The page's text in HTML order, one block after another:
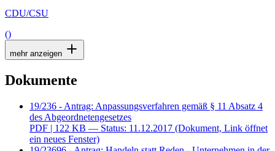
CDU/CSU
()
mehr anzeigen
Dokumente
19/236 - Antrag: Anpassungsverfahren gemäß § 11 Absatz 4
des Abgeordnetengesetzes
PDF | 122 KB — Status: 11.12.2017 (Dokument, Link öffnet
ein neues Fenster)